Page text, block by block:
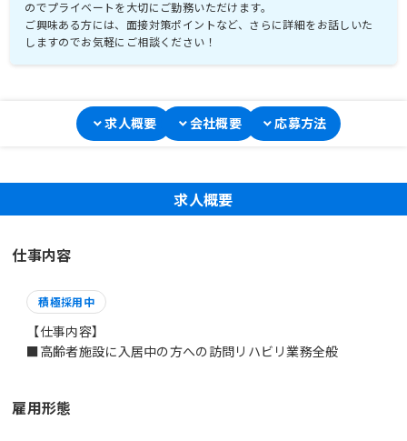
のでプライベートを大切にご勤務いただけます。
ご興味ある方には、面接対策ポイントなど、さらに詳細をお話しいた
しますのでお気軽にご相談ください！
求人概要 会社概要 応募方法
求人概要
仕事内容
積極採用中
【仕事内容】
■高齢者施設に入居中の方への訪問リハビリ業務全般
雇用形態